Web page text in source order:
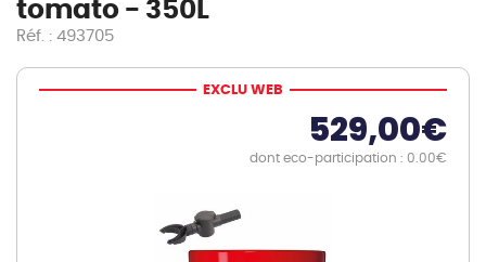
tomato - 350L
Réf. : 493705
EXCLU WEB
529,00€
dont eco-participation : 0.00€